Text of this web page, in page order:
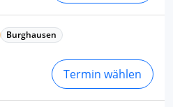
Burghausen
Termin wählen